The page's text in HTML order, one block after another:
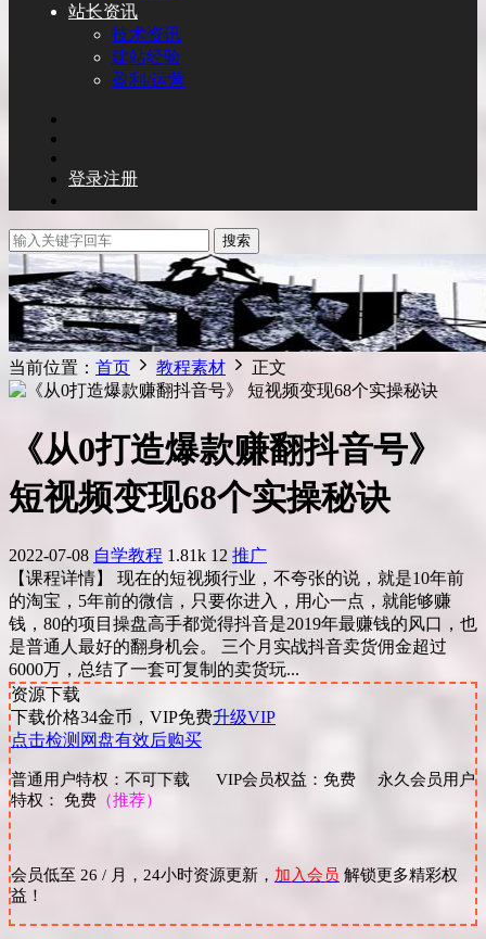
站长资讯
技术资讯
建站经验
盈利/运营
登录注册
搜索
当前位置： 首页 教程素材 正文
《从0打造爆款赚翻抖音号》
短视频变现68个实操秘诀
2022-07-08 自学教程 1.81k 12 推广
【课程详情】 现在的短视频行业，不夸张的说，就是10年前
的淘宝，5年前的微信，只要你进入，用心一点，就能够赚
钱，80的项目操盘高手都觉得抖音是2019年最赚钱的风口，也
是普通人最好的翻身机会。 三个月实战抖音卖货佣金超过
6000万，总结了一套可复制的卖货玩...
资源下载
下载价格34金币，VIP免费升级VIP
点击检测网盘有效后购买
普通用户特权：不可下载 VIP会员权益：免费 永久会员用户
特权： 免费 （推荐）
会员低至 26 / 月，24小时资源更新， 加入会员 解锁更多精彩权
益！